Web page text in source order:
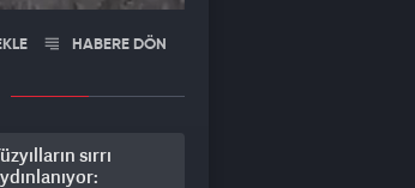
HABERE DÖN
sırrı